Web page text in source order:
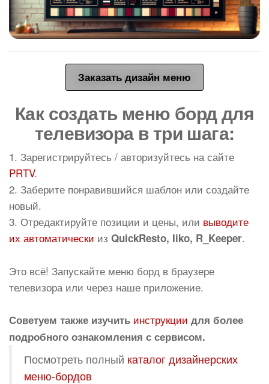
Заказать дизайн меню
Как создать меню борд для
телевизора в три шага:
1. Зарегистрируйтесь / авторизуйтесь на сайте
PRTV.
2. Заберите понравившийся шаблон или создайте
новый.
3. Отредактируйте позиции и цены, или выводите
их автоматически из QuickResto, Iiko, R_Keeper.
Это всё! Запускайте меню борд в браузере
телевизора или через наше приложение.
Советуем также изучить инструкции для более
подробного ознакомления с сервисом.
Посмотреть полный каталог дизайнерских
меню-бордов